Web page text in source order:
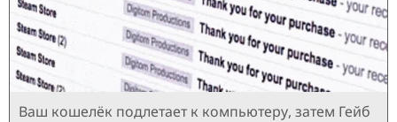
Ваш кошелёк подлетает к компьютеру, затем Гейб